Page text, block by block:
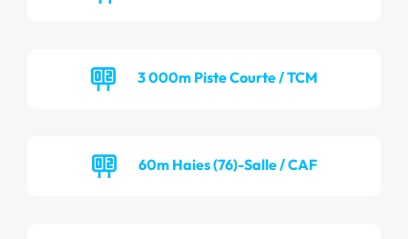
3 000m Piste Courte / TCM
60m Haies (76)-Salle / CAF